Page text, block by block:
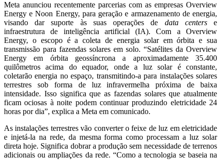
Meta anunciou recentemente parcerias com as empresas Overview
Energy e Noon Energy, para geração e armazenamento de energia,
visando dar suporte às suas operações de data centerse
infraestrutura de inteligência artificial (IA). Com a Overview
Energy, o escopo é a coleta de energia solar em órbita e sua
transmissão para fazendas solares em solo. “Satélites da Overview
Energy em órbita geossíncrona a aproximadamente 35.400
quilômetros acima do equador, onde a luz solar é constante,
coletarão energia no espaço, transmitindo-a para instalações solares
terrestres sob forma de luz infravermelha próxima de baixa
intensidade. Isso significa que as fazendas solares que atualmente
ficam ociosas à noite podem continuar produzindo eletricidade 24
horas por dia”, explica a Meta em comunicado.
As instalações terrestres vão converter o feixe de luz em eletricidade
e injetá-la na rede, da mesma forma como processam a luz solar
direta hoje. Significa dobrar a produção sem necessidade de terrenos
adicionais ou ampliações da rede. “Como a tecnologia se baseia na